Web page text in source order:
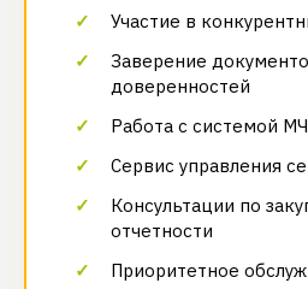
Участие в
Заверение
доверенностей
Работа с системой
Сервис управления
Консультации по
отчетности
Приоритетное